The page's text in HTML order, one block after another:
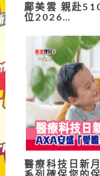
鄺美雲 親赴
位2026…
醫療科技日新